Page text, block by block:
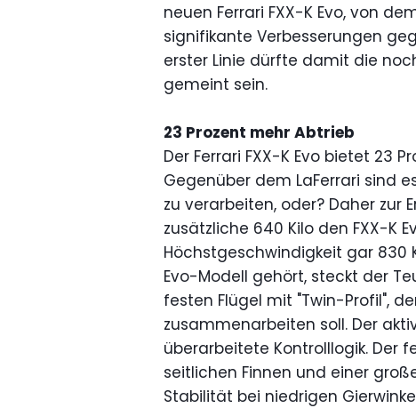
neuen Ferrari FXX-K Evo, von
signifikante Verbesserungen
erster Linie dürfte damit die
gemeint sein.
23 Prozent mehr Abtrieb
Der Ferrari FXX-K Evo bietet 23
Gegenüber dem LaFerrari sind
zu verarbeiten, oder? Daher zur
zusätzliche 640 Kilo den FXX-K
Höchstgeschwindigkeit gar 830
Evo-Modell gehört, steckt der
festen Flügel mit "Twin-Profil",
zusammenarbeiten soll. Der
überarbeitete Kontrolllogik. Der
seitlichen Finnen und einer
Stabilität bei niedrigen